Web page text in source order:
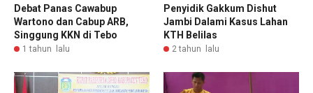
Debat Panas Cawabup
Wartono dan Cabup ARB,
Singgung KKN di Tebo
1 tahun lalu
Penyidik Gakkum Dishut
Jambi Dalami Kasus Lahan
KTH Belilas
2 tahun lalu